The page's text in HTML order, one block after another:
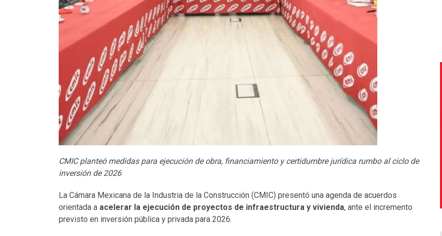
CMIC planteó medidas para ejecución de obra, financiamiento y certidumbre jurídica rumbo al ciclo de
inversión de 2026
La Cámara Mexicana de la Industria de la Construcción (CMIC) presentó una agenda de acuerdos
orientada a acelerar la ejecución de proyectos de infraestructura y vivienda, ante el incremento
previsto en inversión pública y privada para 2026.